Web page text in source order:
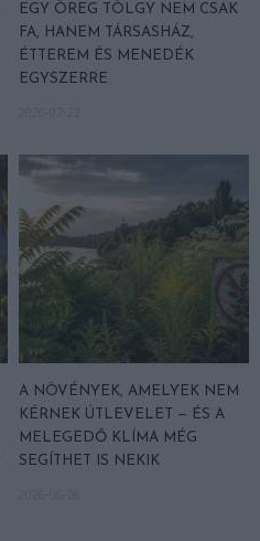
EGY ÖREG TÖLGY NEM CSAK
FA, HANEM TÁRSASHÁZ,
ÉTTEREM ÉS MENEDÉK
EGYSZERRE
A NÖVÉNYEK, AMELYEK NEM
KÉRNEK ÚTLEVELET — ÉS A
MELEGEDŐ KLÍMA MÉG
SEGÍTHET IS NEKIK